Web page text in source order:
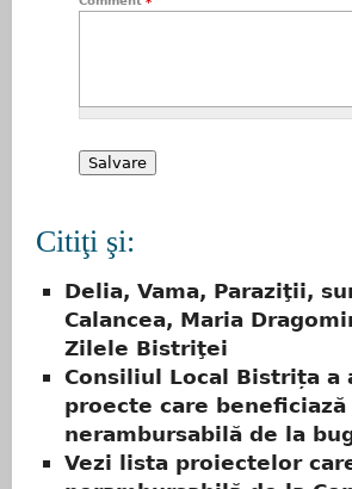
Citiţi şi:
Delia, Vama, Paraziţii,
Calancea, Maria
Zilele Bistriţei
Consiliul Local Bistrița
proecte care
nerambursabilă de la
Vezi lista proiectelor